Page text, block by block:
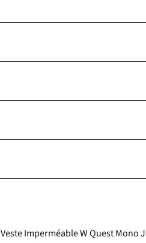
Veste Imperméable W Quest Mono